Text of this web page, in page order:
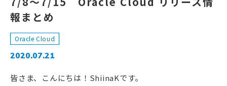
報まとめ
Oracle Cloud
2020.07.21
皆さま、こんにちは！ShiinaKです。